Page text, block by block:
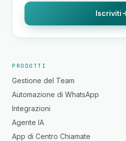
Iscriviti
PRODOTTI
Gestione del Team
Automazione di WhatsApp
Integrazioni
Agente IA
App di Centro Chiamate